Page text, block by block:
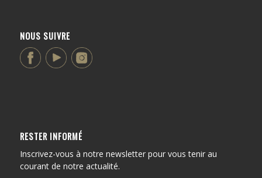
NOUS SUIVRE
RESTER INFORMÉ
Inscrivez-vous à notre newsletter pour vous tenir au
courant de notre actualité.